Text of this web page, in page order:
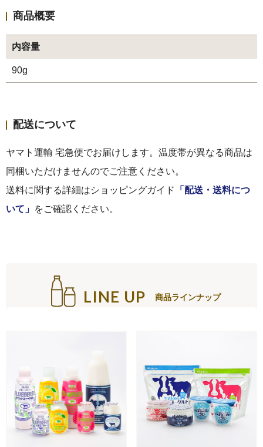
商品概要
内容量
90g
配送について
ヤマト運輸 宅急便でお届けします。温度帯が異なる商品は
同梱いただけませんのでご注意ください。
送料に関する詳細はショッピングガイド
「配送・送料につ
いて」 をご確認ください。
LINE UP 商品ラインナップ